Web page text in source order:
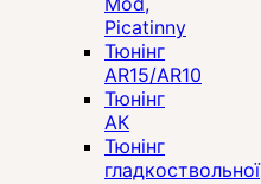
Picatinny
Тюнінг
AR15/AR10
Тюнінг
АК
Тюнінг
гладкоствольної